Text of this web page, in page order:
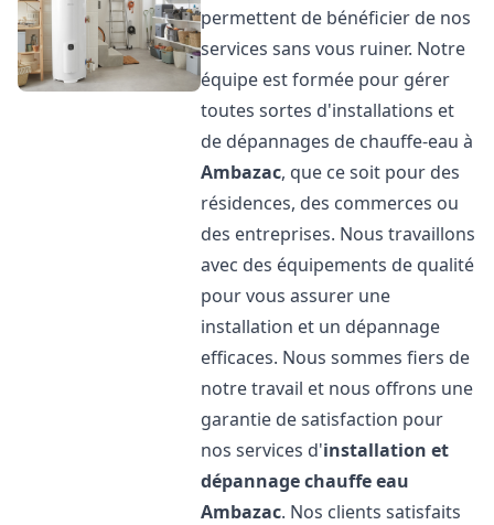
permettent de bénéficier de nos
services sans vous ruiner. Notre
équipe est formée pour gérer
toutes sortes d'installations et
de dépannages de chauffe-eau à
Ambazac, que ce soit pour des
résidences, des commerces ou
des entreprises. Nous travaillons
avec des équipements de qualité
pour vous assurer une
installation et un dépannage
efficaces. Nous sommes fiers de
notre travail et nous offrons une
garantie de satisfaction pour
nos services d'installation et
dépannage chauffe eau
Ambazac. Nos clients satisfaits